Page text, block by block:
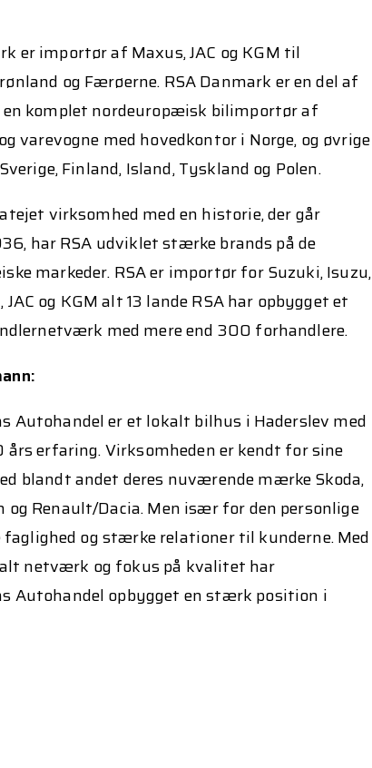
er importør af Maxus, JAC og KGM til
og Færøerne. RSA Danmark er en del af
en komplet nordeuropæisk bilimportør af
varevogne med hovedkontor i Norge, og øvrige
Finland, Island, Tyskland og Polen.
virksomhed med en historie, der går
har RSA udviklet stærke brands på de
markeder. RSA er importør for Suzuki, Isuzu,
JAC og KGM alt 13 lande RSA har opbygget et
med mere end 300 forhandlere.
Autohandel er et lokalt bilhus i Haderslev med
års erfaring. Virksomheden er kendt for sine
blandt andet deres nuværende mærke Skoda,
og Renault/Dacia. Men især for den personlige
faglighed og stærke relationer til kunderne. Med
netværk og fokus på kvalitet har
Autohandel opbygget en stærk position i